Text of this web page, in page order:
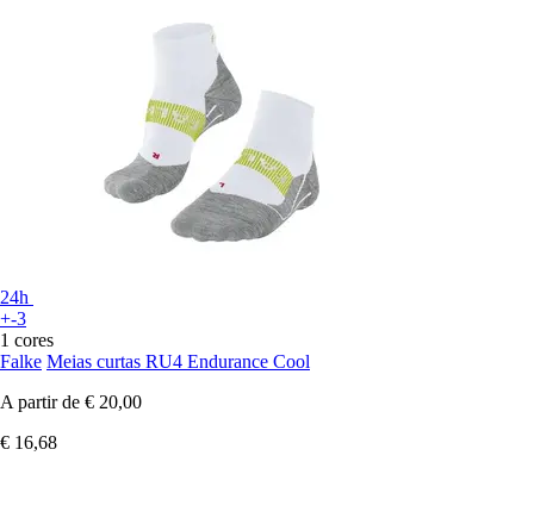
24h
+-3
1 cores
Falke Meias curtas RU4 Endurance Cool
A partir de € 20,00
€ 16,68